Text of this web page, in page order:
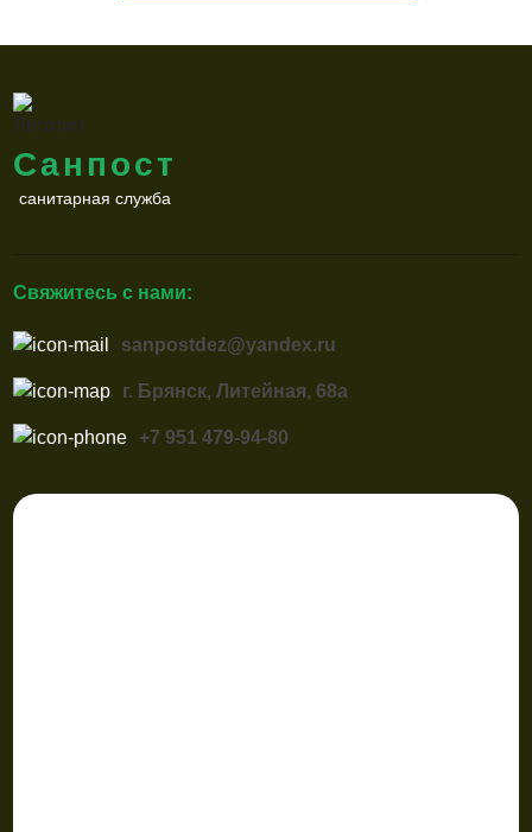
Санпост
санитарная служба
Свяжитесь с нами:
sanpostdez@yandex.ru
г. Брянск, Литейная, 68а
+7 951 479-94-80